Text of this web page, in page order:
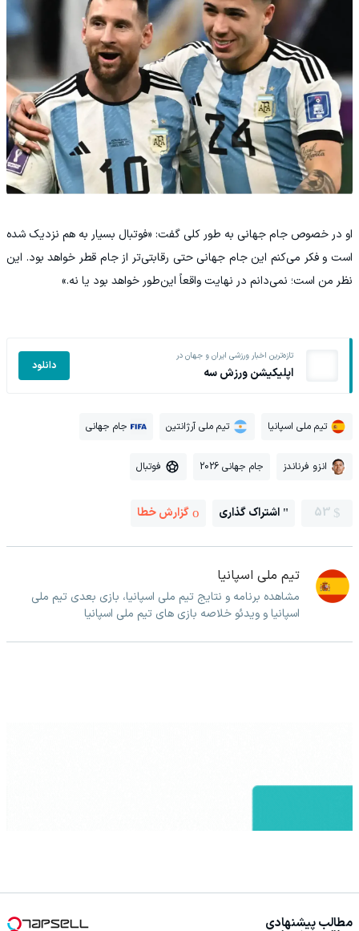
او در خصوص جام جهانی به طور کلی گفت: «فوتبال بسیار به هم نزدیک شده
است و فکر می‌کنم این جام جهانی حتی رقابتی‌تر از جام قطر خواهد بود. این
نظر من است؛ نمی‌دانم در نهایت واقعاً این‌طور خواهد بود یا نه.»
تازه‌ترین اخبار ورزشی ایران و جهان در
اپلیکیشن ورزش سه دانلود
تیم ملی اسپانیا تیم ملی آرژانتین جام جهانی
انزو فرناندز جام جهانی 2026 فوتبال
53 اشتراک گذاری گزارش خطا
تیم ملی اسپانیا
مشاهده برنامه و نتایج تیم ملی اسپانیا، بازی بعدی تیم ملی
اسپانیا و ویدئو خلاصه بازی های تیم ملی اسپانیا
مطالب پیشنهادی